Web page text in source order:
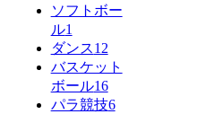
ソフトボー
ル1
ダンス12
バスケット
ボール16
パラ競技6